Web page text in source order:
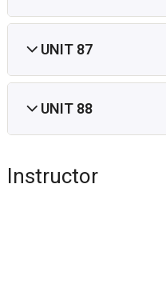
UNIT 87
UNIT 88
Instructor